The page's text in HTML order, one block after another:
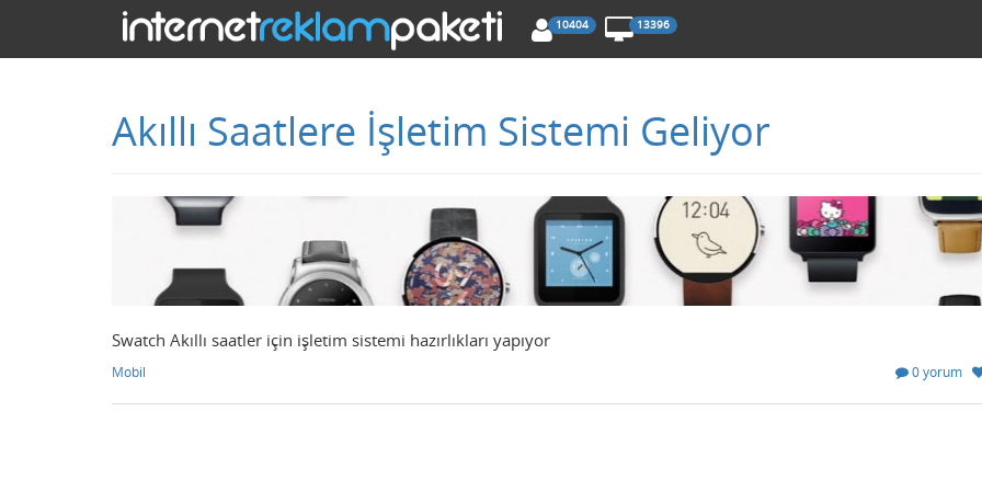
10404 13396
Akıllı Saatlere İşletim Sistemi Geliyor
Swatch Akıllı saatler için işletim sistemi hazırlıkları yapıyor
Mobil 0 yorum